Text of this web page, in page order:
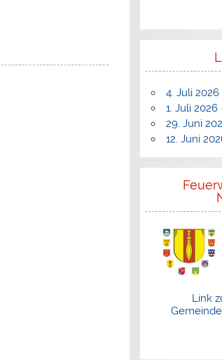
4. Juli 2026
1. Juli 2026
29. Juni
12. Juni
Link